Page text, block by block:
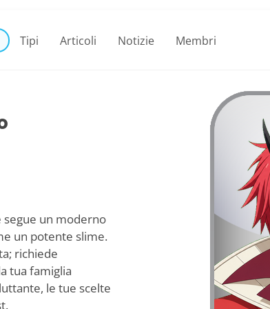
Tipi Articoli Notizie Membri
segue un moderno
un potente slime.
richiede
tua famiglia
le tue scelte